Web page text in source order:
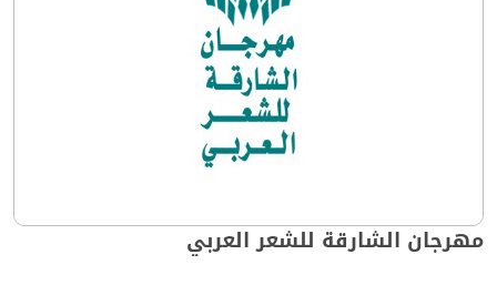
مهرجان الشارقة للشعر العربي